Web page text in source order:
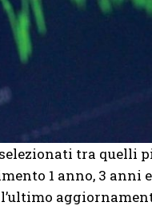
tra quelli
1 anno, 3 anni